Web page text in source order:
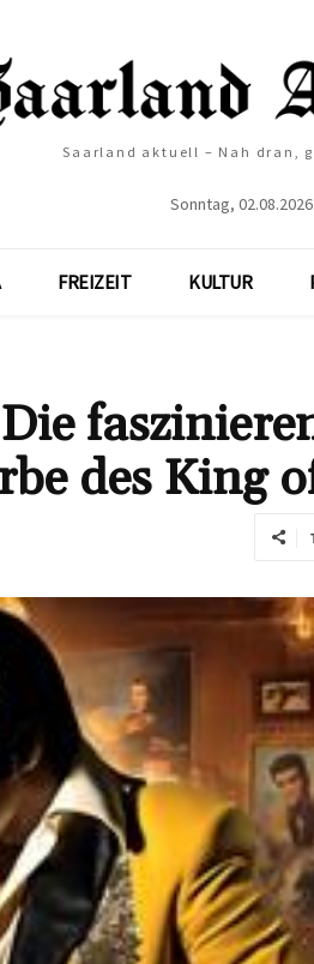
Saarland aktuell – Nah dran,
Sonntag, 02.08.2026
FREIZEIT KULTUR
des King